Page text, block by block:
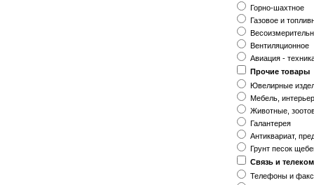
Горно-шахтное
Газовое и
Вентиляционное
Авиация -
Прочие товары
Ювелирные
Мебель,
Животные,
Галантерея
Антиквариат,
Грунт песок
Связь и
Телефоны и